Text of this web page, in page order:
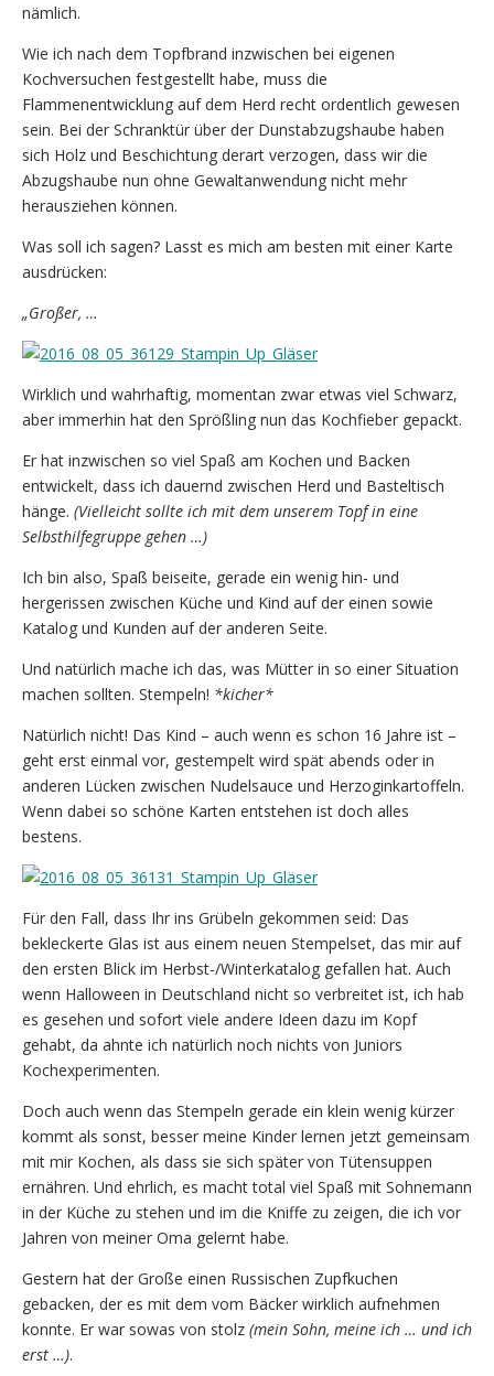
nämlich.
Wie ich nach dem Topfbrand inzwischen bei eigenen
Kochversuchen festgestellt habe, muss die
Flammenentwicklung auf dem Herd recht ordentlich gewesen
sein. Bei der Schranktür über der Dunstabzugshaube haben
sich Holz und Beschichtung derart verzogen, dass wir die
Abzugshaube nun ohne Gewaltanwendung nicht mehr
herausziehen können.
Was soll ich sagen? Lasst es mich am besten mit einer Karte
ausdrücken:
„Großer, …
Wirklich und wahrhaftig, momentan zwar etwas viel Schwarz,
aber immerhin hat den Sprößling nun das Kochfieber gepackt.
Er hat inzwischen so viel Spaß am Kochen und Backen
entwickelt, dass ich dauernd zwischen Herd und Basteltisch
hänge. (Vielleicht sollte ich mit dem unserem Topf in eine
Selbsthilfegruppe gehen …)
Ich bin also, Spaß beiseite, gerade ein wenig hin- und
hergerissen zwischen Küche und Kind auf der einen sowie
Katalog und Kunden auf der anderen Seite.
Und natürlich mache ich das, was Mütter in so einer Situation
machen sollten. Stempeln! *kicher*
Natürlich nicht! Das Kind – auch wenn es schon 16 Jahre ist –
geht erst einmal vor, gestempelt wird spät abends oder in
anderen Lücken zwischen Nudelsauce und Herzoginkartoffeln.
Wenn dabei so schöne Karten entstehen ist doch alles
bestens.
Für den Fall, dass Ihr ins Grübeln gekommen seid: Das
bekleckerte Glas ist aus einem neuen Stempelset, das mir auf
den ersten Blick im Herbst-/Winterkatalog gefallen hat. Auch
wenn Halloween in Deutschland nicht so verbreitet ist, ich hab
es gesehen und sofort viele andere Ideen dazu im Kopf
gehabt, da ahnte ich natürlich noch nichts von Juniors
Kochexperimenten.
Doch auch wenn das Stempeln gerade ein klein wenig kürzer
kommt als sonst, besser meine Kinder lernen jetzt gemeinsam
mit mir Kochen, als dass sie sich später von Tütensuppen
ernähren. Und ehrlich, es macht total viel Spaß mit Sohnemann
in der Küche zu stehen und im die Kniffe zu zeigen, die ich vor
Jahren von meiner Oma gelernt habe.
Gestern hat der Große einen Russischen Zupfkuchen
gebacken, der es mit dem vom Bäcker wirklich aufnehmen
konnte. Er war sowas von stolz (mein Sohn, meine ich … und ich
erst …).